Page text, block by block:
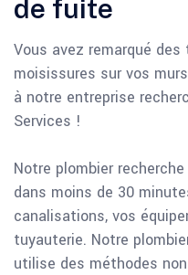
de fuite
Vous avez remarqué
moisissures sur vos
à notre entreprise
Services !
Notre plombier
dans moins de 30
canalisations, vos
tuyauterie. Notre
utilise des méthodes